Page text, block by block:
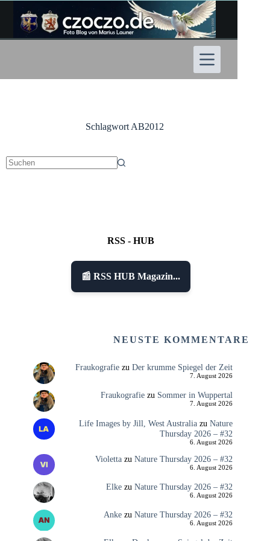
Inhalt
springen
Schlagwort AB2012
RSS - HUB
📰 RSS HUB Magazin...
NEUSTE KOMMENTARE
Fraukografiezu Der krumme Spiegel der Zeit
7. August 2026
Fraukografiezu Sommer in Wuppertal
7. August 2026
Life Images by Jill, West Australiazu Nature
Thursday 2026 – #32
6. August 2026
Violettazu Nature Thursday 2026 – #32
6. August 2026
Elkezu Nature Thursday 2026 – #32
6. August 2026
Ankezu Nature Thursday 2026 – #32
6. August 2026